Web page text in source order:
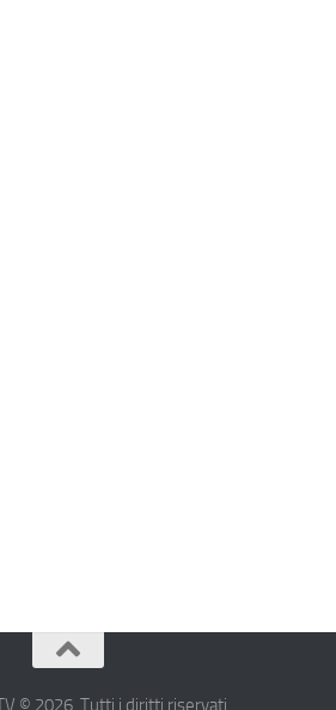
© 2026. Tutti i diritti riservati.